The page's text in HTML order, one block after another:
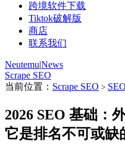
跨境软件下载
Tiktok破解版
商店
联系我们
Neutemu|News
Scrape SEO
当前位置： Scrape SEO >
2026 SEO 基础：
它是排名不可或缺